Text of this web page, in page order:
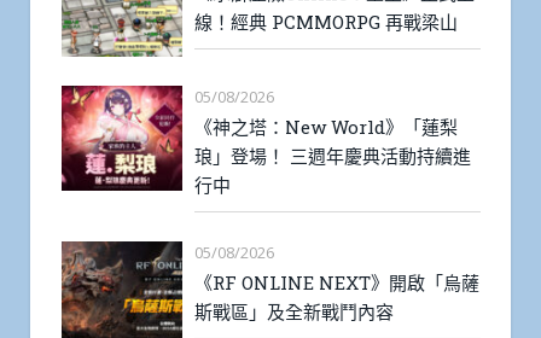
線！經典 PCMMORPG 再戰梁山
05/08/2026
《神之塔：New World》「蓮梨
琅」登場！ 三週年慶典活動持續進
行中
05/08/2026
《RF ONLINE NEXT》開啟「烏薩
斯戰區」及全新戰鬥內容